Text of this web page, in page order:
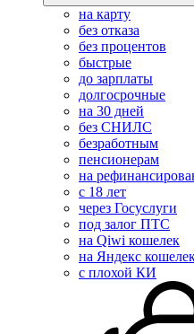
на карту
без отказа
без процентов
быстрые
до зарплаты
долгосрочные
на 30 дней
без СНИЛС
безработным
пенсионерам
на
с 18 лет
через Госуслуги
под залог ПТС
на Qiwi кошелек
на Яндекс
с плохой КИ